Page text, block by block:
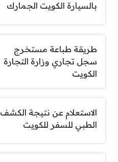
بالسيارة الكويت الجمارك
طريقة طباعة مستخرج
سجل تجاري وزارة التجارة
الكويت
الاستعلام عن نتيجة الكشف
الطبي للسفر للكويت